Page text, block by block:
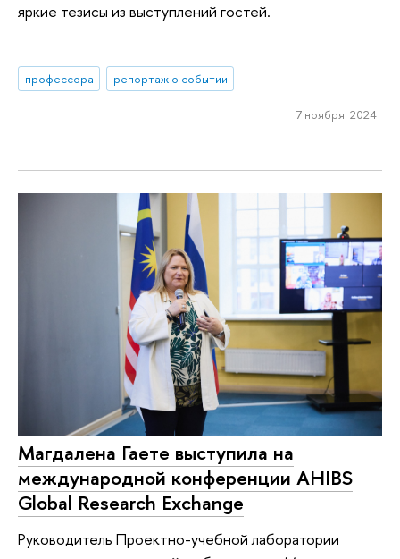
яркие тезисы из выступлений гостей.
профессора репортаж о событии
7 ноября 2024
Магдалена Гаете выступила на
международной конференции AHIBS
Global Research Exchange
Руководитель Проектно-учебной лаборатории